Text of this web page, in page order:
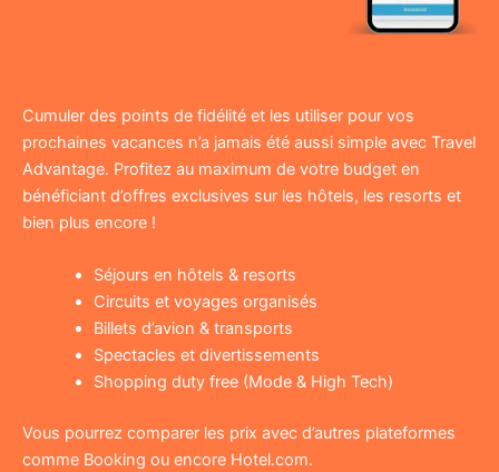
Cumuler des points de fidélité et les utiliser pour vos
prochaines vacances n’a jamais été aussi simple avec Travel
Advantage. Profitez au maximum de votre budget en
bénéficiant d’offres exclusives sur les hôtels, les resorts et
bien plus encore !
Séjours en hôtels & resorts
Circuits et voyages organisés
Billets d’avion & transports
Spectacles et divertissements
Shopping duty free (Mode & High Tech)
Vous pourrez comparer les prix avec d’autres plateformes
comme Booking ou encore Hotel.com.